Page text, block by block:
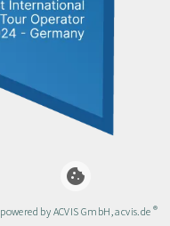
cookie
powered by ACVIS GmbH, acvis.de®